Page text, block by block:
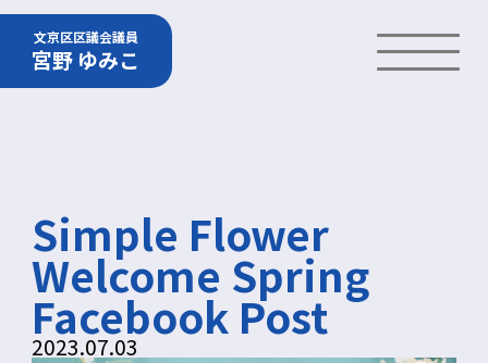
文京区区議会議員
宮野 ゆみこ
Simple Flower
Welcome Spring
Facebook Post
2023.07.03